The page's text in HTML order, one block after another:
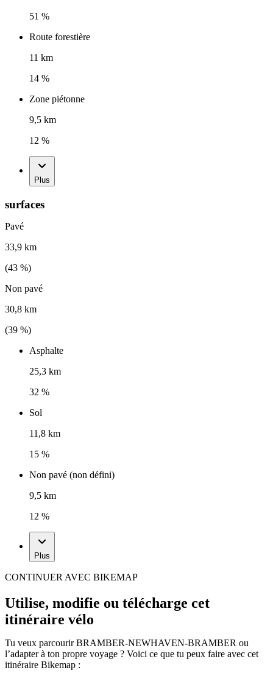
51 %
Route forestière
11 km
14 %
Zone piétonne
9,5 km
12 %
Plus
surfaces
Pavé
33,9 km
(43 %)
Non pavé
30,8 km
(39 %)
Asphalte
25,3 km
32 %
Sol
11,8 km
15 %
Non pavé (non défini)
9,5 km
12 %
Plus
CONTINUER AVEC BIKEMAP
Utilise, modifie ou télécharge cet
itinéraire vélo
Tu veux parcourir BRAMBER-NEWHAVEN-BRAMBER ou
l’adapter à ton propre voyage ? Voici ce que tu peux faire avec cet
itinéraire Bikemap :